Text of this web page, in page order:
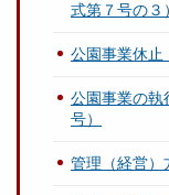
式第７号の３）
公園事業休止
公園事業の執
号）
管理（経営）